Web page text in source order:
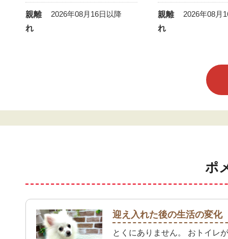
親離
れ
2026年08月16日以降
親離
れ
2026年08月
ポ
迎え入れた後の生活の変化
とくにありません。 おトイレ